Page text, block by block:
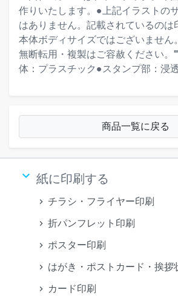
作りいたします。●上記イラストの
はありません。記載されているのは
本体ボディサイズではございません
無断転用・複製はご容赦ください。
体：プラスチック●スタンプ部：浸
商品一覧に戻る
keyboard_arrow_down 紙に印刷する
チラシ・フライヤー印刷
折パンフレット印刷
ポスター印刷
はがき・ポストカード・挨拶
カード印刷